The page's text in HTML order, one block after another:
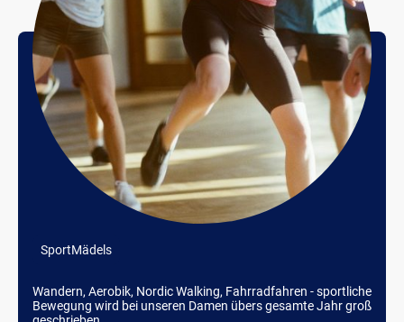
SportMädels
Wandern, Aerobik, Nordic Walking, Fahrradfahren - sportliche
Bewegung wird bei unseren Damen übers gesamte Jahr groß